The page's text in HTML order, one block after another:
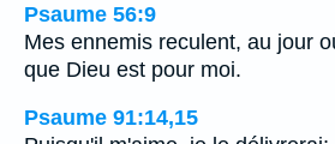
Psaume 56:9
Mes ennemis reculent, au jour
que Dieu est pour moi.
Psaume 91:14,15